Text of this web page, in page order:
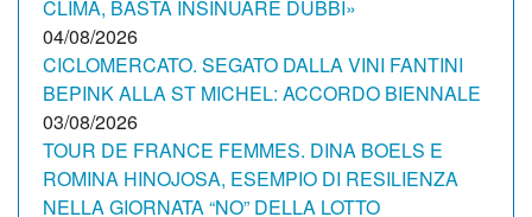
CLIMA, BASTA INSINUARE DUBBI»
04/08/2026
CICLOMERCATO. SEGATO DALLA VINI FANTINI
BEPINK ALLA ST MICHEL: ACCORDO BIENNALE
03/08/2026
TOUR DE FRANCE FEMMES. DINA BOELS E
ROMINA HINOJOSA, ESEMPIO DI RESILIENZA
NELLA GIORNATA “NO” DELLA LOTTO